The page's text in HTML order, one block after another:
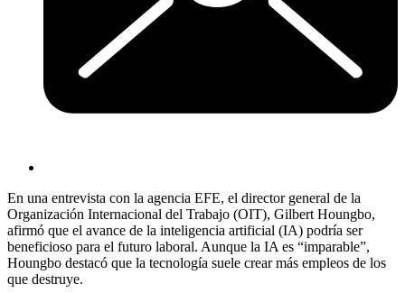
En una entrevista con la agencia EFE, el director general de la
Organización Internacional del Trabajo (OIT), Gilbert Houngbo,
afirmó que el avance de la inteligencia artificial (IA) podría ser
beneficioso para el futuro laboral. Aunque la IA es “imparable”,
Houngbo destacó que la tecnología suele crear más empleos de los
que destruye.